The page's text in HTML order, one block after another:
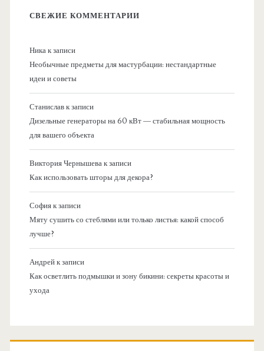
СВЕЖИЕ КОММЕНТАРИИ
Никак записи
Необычные предметы для мастурбации: нестандартные
идеи и советы
Станиславк записи
Дизельные генераторы на 60 кВт — стабильная мощность
для вашего объекта
Виктория Чернышевак записи
Как использовать шторы для декора?
Софияк записи
Мяту сушить со стеблями или только листья: какой способ
лучше?
Андрейк записи
Как осветлить подмышки и зону бикини: секреты красоты и
ухода